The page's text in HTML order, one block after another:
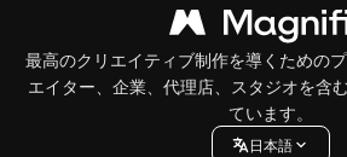
最高のクリエイティブ制作を導くための
エイター、企業、代理店、スタジオを含
ています。
日本語